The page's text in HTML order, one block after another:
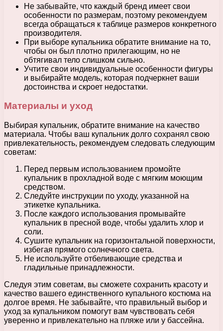
Не забывайте, что каждый бренд имеет свои
особенности по размерам, поэтому рекомендуем
всегда обращаться к таблице размеров конкретного
производителя.
При выборе купальника обратите внимание на то,
чтобы он был плотно прилегающим, но не
обтягивал тело слишком сильно.
Учтите свои индивидуальные особенности фигуры
и выбирайте модель, которая подчеркнет ваши
достоинства и скроет недостатки.
Материалы и уход
Выбирая купальник, обратите внимание на качество
материала. Чтобы ваш купальник долго сохранял свою
привлекательность, рекомендуем следовать следующим
советам:
Перед первым использованием промойте
купальник в прохладной воде с мягким моющим
средством.
Следуйте инструкции по уходу, указанной на
этикетке купальника.
После каждого использования промывайте
купальник в пресной воде, чтобы удалить хлор и
соли.
Сушите купальник на горизонтальной поверхности,
избегая прямого солнечного света.
Не используйте отбеливающие средства и
гладильные принадлежности.
Следуя этим советам, вы сможете сохранить красоту и
качество вашего единственного купального костюма на
долгое время. Не забывайте, что правильный выбор и
уход за купальником помогут вам чувствовать себя
уверенно и привлекательно на пляже или у бассейна.